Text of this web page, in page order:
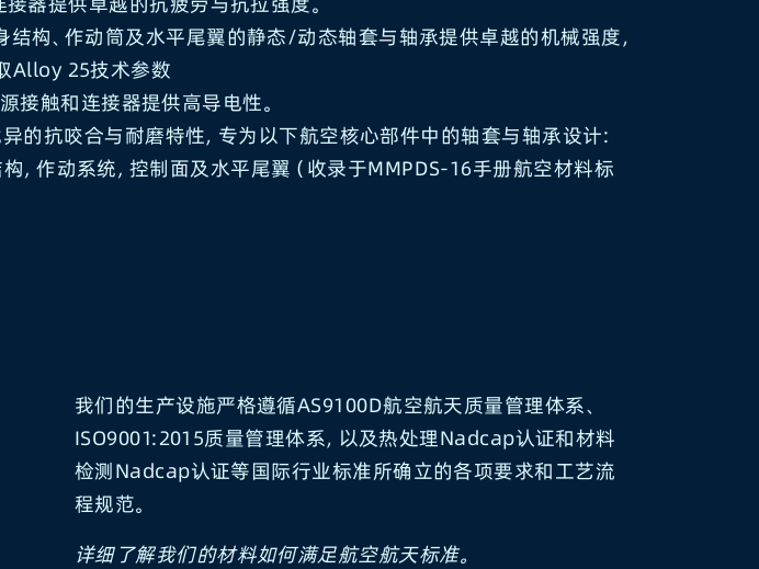
结构、作动筒及水平尾翼的静态/动态轴套与轴承提供卓越的机械强度，
Alloy 25技术参数
接触和连接器提供高导电性。
的抗咬合与耐磨特性，专为以下航空核心部件中的轴套与轴承设计：
, 作动系统, 控制面及水平尾翼（收录于MMPDS-16手册航空材料标
我们的生产设施严格遵循AS9100D航空航天质量管理体系、
ISO9001:2015质量管理体系，以及热处理Nadcap认证和材料
检测Nadcap认证等国际行业标准所确立的各项要求和工艺流
程规范。
详细了解我们的材料如何满足航空航天标准。